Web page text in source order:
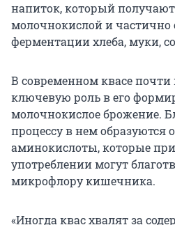
напиток, который
молочнокислой и частично
ферментации хлеба, муки,
В современном квасе почти
ключевую роль в его
молочнокислое брожение.
процессу в нем образуются
аминокислоты, которые
употреблении могут
микрофлору кишечника.
«Иногда квас хвалят за